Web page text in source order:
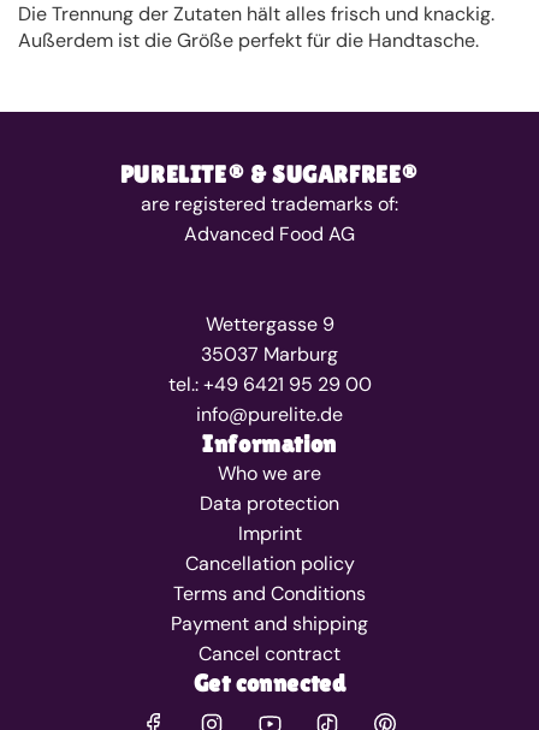
Die Trennung der Zutaten hält alles frisch und knackig.
Außerdem ist die Größe perfekt für die Handtasche.
PURELITE® & SUGARFREE®
are registered trademarks of:
Advanced Food AG
Wettergasse 9
35037 Marburg
tel.: +49 6421 95 29 00
info@purelite.de
Information
Who we are
Data protection
Imprint
Cancellation policy
Terms and Conditions
Payment and shipping
Cancel contract
Get connected